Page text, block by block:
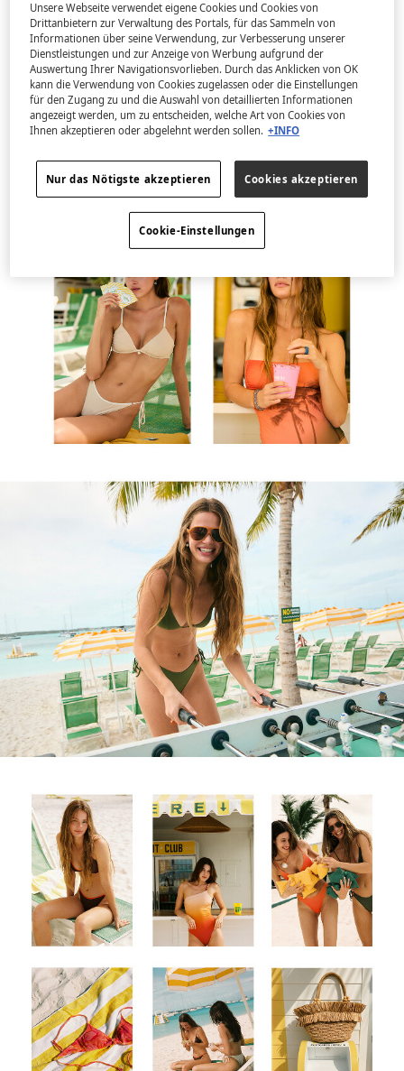
Entdecke eine Bademodenkollektion voller Farbe
und Lebensfreude, inspiriert von der Freude
sonniger Tage. Mit lebendigen Farbverläufen,
originellen Raffungen und kontrastierenden
Schmuckstein-Details. Leuchtende Töne, die
Energie und Optimismus ausstrahlen und feiern,
dass deine Lieblingsjahreszeit vor der Tür steht.
Kollektion entdecken
Unsere Webseite verwendet eigene Cookies und Cookies von
Drittanbietern zur Verwaltung des Portals, für das Sammeln von
Informationen über seine Verwendung, zur Verbesserung unserer
Dienstleistungen und zur Anzeige von Werbung aufgrund der
Auswertung Ihrer Navigationsvorlieben. Durch das Anklicken von OK
kann die Verwendung von Cookies zugelassen oder die Einstellungen
für den Zugang zu und die Auswahl von detaillierten Informationen
angezeigt werden, um zu entscheiden, welche Art von Cookies von
Ihnen akzeptieren oder abgelehnt werden sollen. +INFO
Nur das Nötigste akzeptieren Cookies akzeptieren
Cookie-Einstellungen